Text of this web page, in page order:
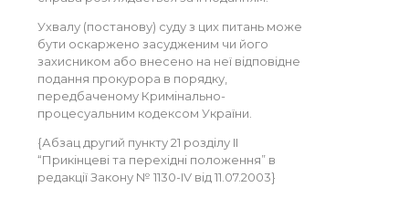
Ухвалу (постанову) суду з цих питань може
бути оскаржено засудженим чи його
захисником або внесено на неї відповідне
подання прокурора в порядку,
передбаченому Кримінально-
процесуальним кодексом України.
{Абзац другий пункту 21 розділу II
“Прикінцеві та перехідні положення” в
редакції Закону № 1130-IV від 11.07.2003}